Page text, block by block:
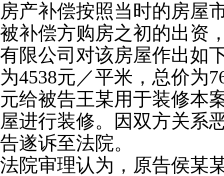
房产补偿按照当时的房屋
被补偿方购房之初的出资
有限公司对该房屋作出如
为4538元／平米，总价为
元给被告王某用于装修本
屋进行装修。因双方关系
告遂诉至法院。
法院审理认为，原告侯某